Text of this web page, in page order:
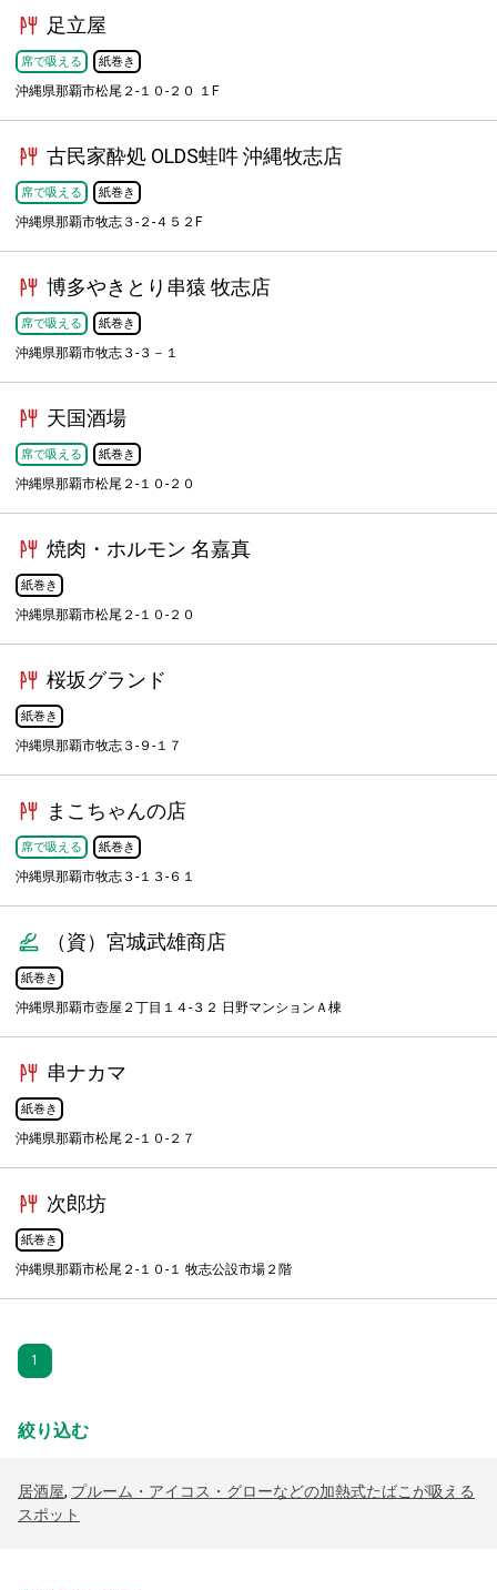
足立屋
席で吸える 紙巻き
沖縄県那覇市松尾２-１０-２０ １F
古民家酔処 OLDS蛙吽 沖縄牧志店
席で吸える 紙巻き
沖縄県那覇市牧志３-２-４５２F
博多やきとり串猿 牧志店
席で吸える 紙巻き
沖縄県那覇市牧志３-３－１
天国酒場
席で吸える 紙巻き
沖縄県那覇市松尾２-１０-２０
焼肉・ホルモン 名嘉真
紙巻き
沖縄県那覇市松尾２-１０-２０
桜坂グランド
紙巻き
沖縄県那覇市牧志３-９-１７
まこちゃんの店
席で吸える 紙巻き
沖縄県那覇市牧志３-１３-６１
（資）宮城武雄商店
紙巻き
沖縄県那覇市壺屋２丁目１４-３２ 日野マンションＡ棟
串ナカマ
紙巻き
沖縄県那覇市松尾２-１０-２７
次郎坊
紙巻き
沖縄県那覇市松尾２-１０-１ 牧志公設市場２階
1
絞り込む
居酒屋, プルーム・アイコス・グローなどの加熱式たばこが吸える
スポット